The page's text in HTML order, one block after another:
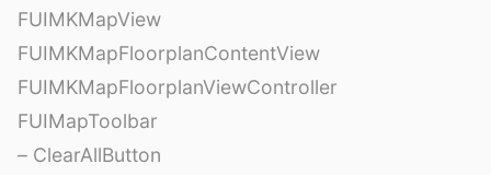
FUIMKMapView
FUIMKMapFloorplanContentView
FUIMKMapFloorplanViewController
FUIMapToolbar
– ClearAllButton